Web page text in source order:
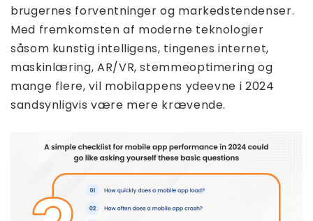
brugernes forventninger og markedstendenser.
Med fremkomsten af ​​moderne teknologier
såsom kunstig intelligens, tingenes internet,
maskinlæring, AR/VR, stemmeoptimering og
mange flere, vil mobilappens ydeevne i 2024
sandsynligvis være mere krævende.